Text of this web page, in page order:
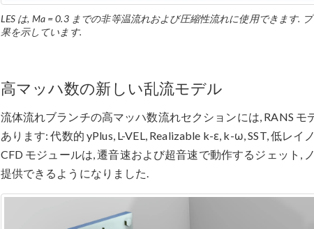
LES は, Ma = 0.3 までの非等温流れおよび圧縮性流れに使用できます.
果を示しています.
高マッハ数の新しい乱流モデル
流体流れブランチの高マッハ数流れセクションには, RANS
あります: 代数的 yPlus, L-VEL, Realizable k-ε, k-ω, SST, 低レ
CFD モジュールは, 遷音速および超音速で動作するジェット,
提供できるようになりました.